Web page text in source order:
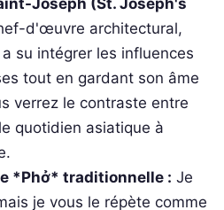
Joseph (St. Joseph's
d'œuvre architectural,
su intégrer les influences
tout en gardant son âme
verrez le contraste entre
quotidien asiatique à
*Phở* traditionnelle : Je
je vous le répète comme